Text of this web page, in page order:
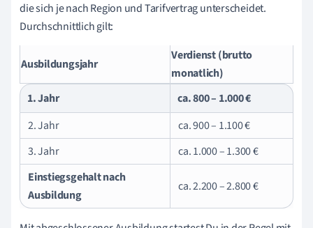
die sich je nach Region und Tarifvertrag unterscheidet.
Durchschnittlich gilt:
Ausbildungsjahr
Verdienst (brutto
monatlich)
1. Jahr
ca. 800 – 1.000 €
2. Jahr
ca. 900 – 1.100 €
3. Jahr
ca. 1.000 – 1.300 €
Einstiegsgehalt nach
Ausbildung
ca. 2.200 – 2.800 €